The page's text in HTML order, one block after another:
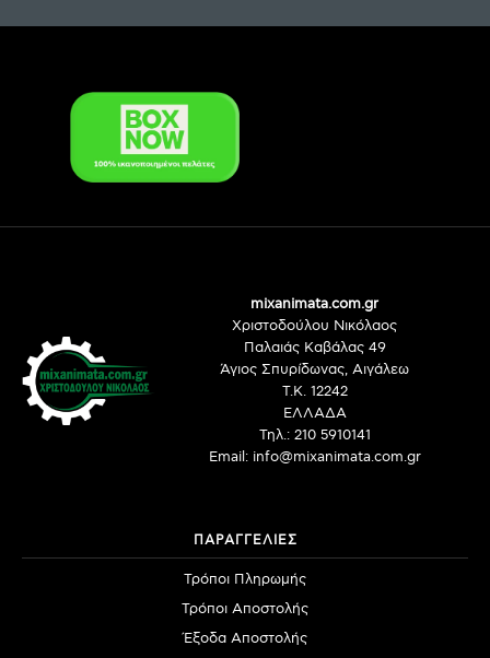
mixanimata.com.gr
Χριστοδούλου Νικόλαος
Παλαιάς Καβάλας 49
Άγιος Σπυρίδωνας, Αιγάλεω
Τ.Κ. 12242
ΕΛΛΑΔΑ
Τηλ.: 210 5910141
Email: info@mixanimata.com.gr
ΠΑΡΑΓΓΕΛΙΕΣ
Τρόποι Πληρωμής
Τρόποι Αποστολής
Έξοδα Αποστολής